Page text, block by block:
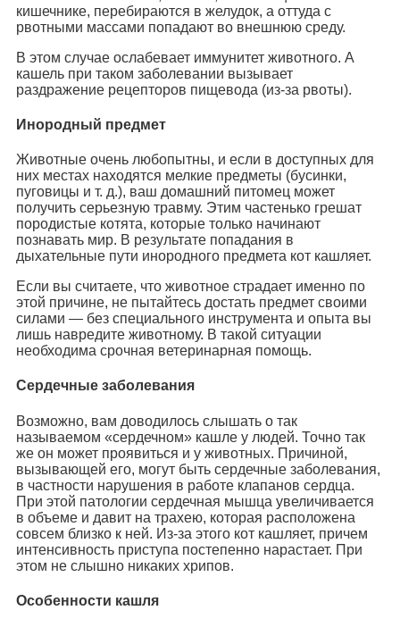
кишечнике, перебираются в желудок, а оттуда с
рвотными массами попадают во внешнюю среду.
В этом случае ослабевает иммунитет животного. А
кашель при таком заболевании вызывает
раздражение рецепторов пищевода (из-за рвоты).
Инородный предмет
Животные очень любопытны, и если в доступных для
них местах находятся мелкие предметы (бусинки,
пуговицы и т. д.), ваш домашний питомец может
получить серьезную травму. Этим частенько грешат
породистые котята, которые только начинают
познавать мир. В результате попадания в
дыхательные пути инородного предмета кот кашляет.
Если вы считаете, что животное страдает именно по
этой причине, не пытайтесь достать предмет своими
силами — без специального инструмента и опыта вы
лишь навредите животному. В такой ситуации
необходима срочная ветеринарная помощь.
Сердечные заболевания
Возможно, вам доводилось слышать о так
называемом «сердечном» кашле у людей. Точно так
же он может проявиться и у животных. Причиной,
вызывающей его, могут быть сердечные заболевания,
в частности нарушения в работе клапанов сердца.
При этой патологии сердечная мышца увеличивается
в объеме и давит на трахею, которая расположена
совсем близко к ней. Из-за этого кот кашляет, причем
интенсивность приступа постепенно нарастает. При
этом не слышно никаких хрипов.
Особенности кашля